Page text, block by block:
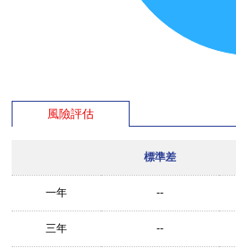
風險評估
標準差
一年 --
三年 --